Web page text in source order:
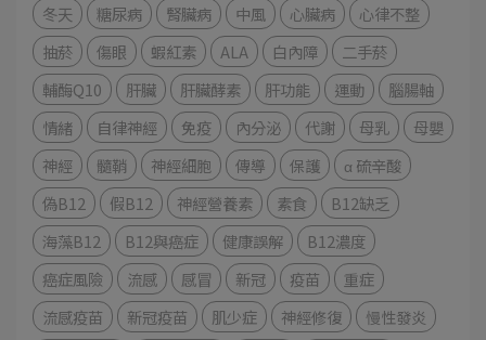
冬天
糖尿病 腎臟病 中風 心臟病
心律不整
抽菸
傷眼 蝦紅素 ALA 白內障
二手菸
輔酶Q10
肝臟 肝臟酵素 肝功能 運動
腦腸軸
情緒
自律神經 免疫 內分泌 代謝 母乳
母嬰
神經
髓鞘 神經細胞 傳導 保護
α 硫辛酸
偽B12
假B12 神經營養素 素食
B12缺乏
海藻B12
B12與癌症 健康誤解
B12濃度
癌症風險
流感 感冒 新冠 疫苗
重症
流感疫苗
新冠疫苗 肌少症 神經修復
慢性發炎